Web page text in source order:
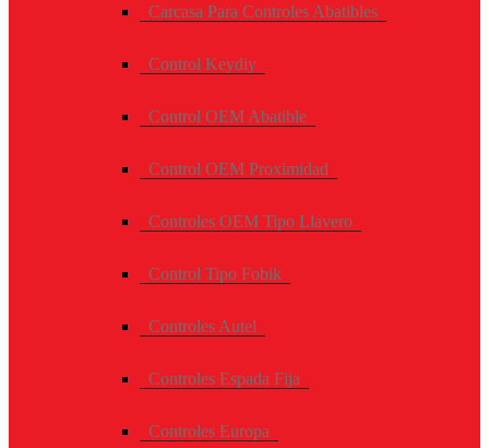
Carcasa Para Controles Abatibles
Control Keydiy
Control OEM Abatible
Control OEM Proximidad
Controles OEM Tipo Llavero
Control Tipo Fobik
Controles Autel
Controles Espada Fija
Controles Europa